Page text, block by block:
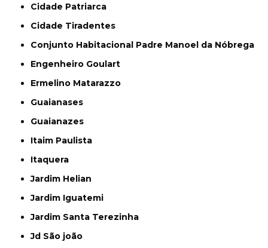
Cidade Patriarca
Cidade Tiradentes
Conjunto Habitacional Padre Manoel da Nóbrega
Engenheiro Goulart
Ermelino Matarazzo
Guaianases
Guaianazes
Itaim Paulista
Itaquera
Jardim Helian
Jardim Iguatemi
Jardim Santa Terezinha
Jd São joão